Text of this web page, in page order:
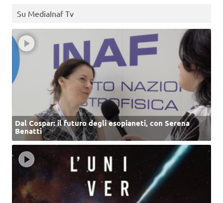
Su MediaInaf Tv
Dal Cospar: il futuro degli esopianeti, con Serena
Benatti